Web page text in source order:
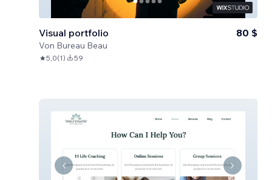
Visual portfolio
Von Bureau Beau
80 $
5,0(1) 59